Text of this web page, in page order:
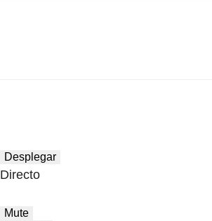
Desplegar
Directo
Mute